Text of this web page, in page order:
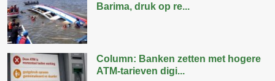
Barima, druk op re...
Column: Banken zetten met hogere
ATM-tarieven digi...